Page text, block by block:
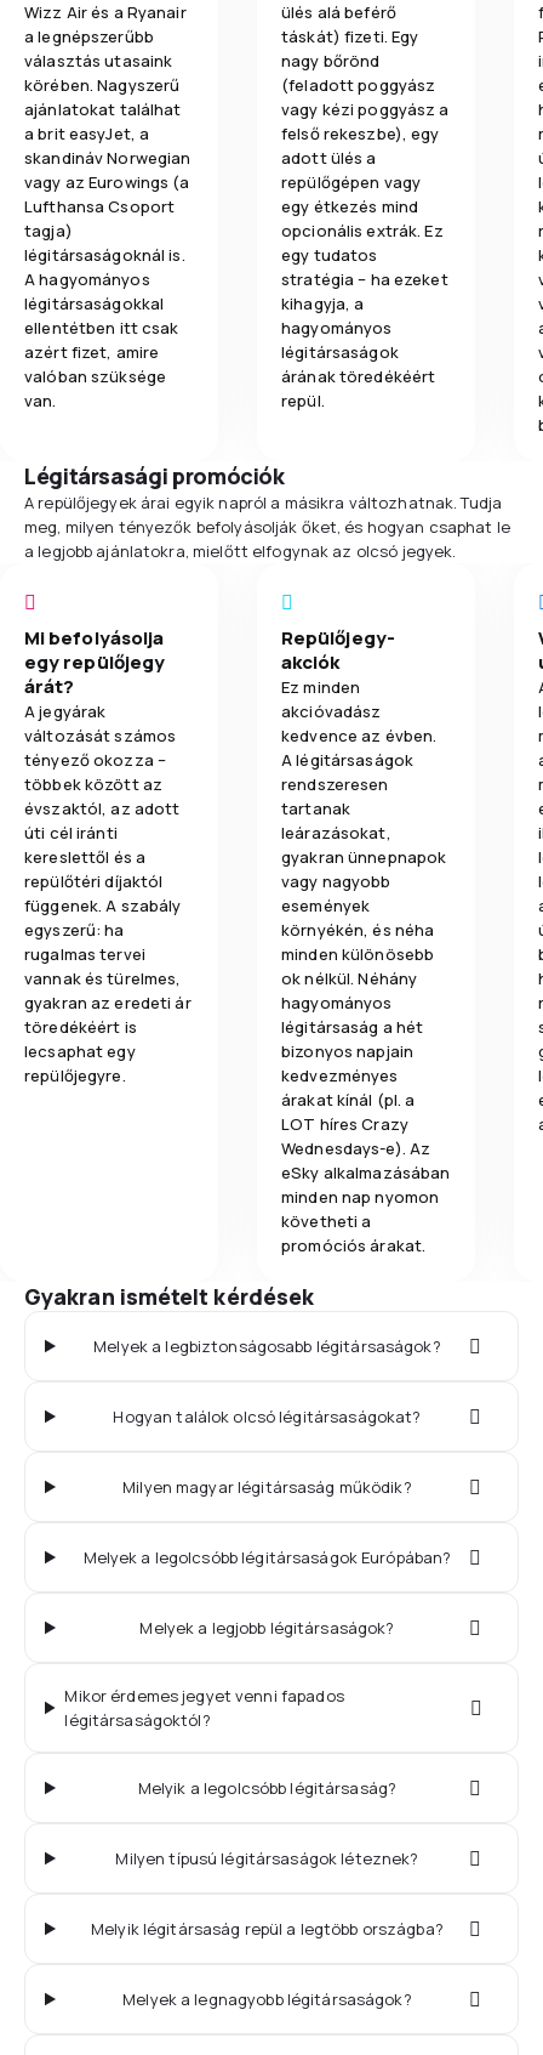
Wizz Air és a Ryanair
a legnépszerűbb
választás utasaink
körében. Nagyszerű
ajánlatokat találhat
a brit easyJet, a
skandináv Norwegian
vagy az Eurowings (a
Lufthansa Csoport
tagja)
légitársaságoknál is.
A hagyományos
légitársaságokkal
ellentétben itt csak
azért fizet, amire
valóban szüksége
van.
ülés alá beférő
táskát) fizeti. Egy
nagy bőrönd
(feladott poggyász
vagy kézi poggyász a
felső rekeszbe), egy
adott ülés a
repülőgépen vagy
egy étkezés mind
opcionális extrák. Ez
egy tudatos
stratégia – ha ezeket
kihagyja, a
hagyományos
légitársaságok
árának töredékéért
repül.
Légitársasági promóciók
A repülőjegyek árai egyik napról a másikra változhatnak. Tudja
meg, milyen tényezők befolyásolják őket, és hogyan csaphat le
a legjobb ajánlatokra, mielőtt elfogynak az olcsó jegyek.
Mi befolyásolja
egy repülőjegy
árát?
A jegyárak
változását számos
tényező okozza –
többek között az
évszaktól, az adott
úti cél iránti
kereslettől és a
repülőtéri díjaktól
függenek. A szabály
egyszerű: ha
rugalmas tervei
vannak és türelmes,
gyakran az eredeti ár
töredékéért is
lecsaphat egy
repülőjegyre.
Repülőjegy-
akciók
Ez minden
akcióvadász
kedvence az évben.
A légitársaságok
rendszeresen
tartanak
leárazásokat,
gyakran ünnepnapok
vagy nagyobb
események
környékén, és néha
minden különösebb
ok nélkül. Néhány
hagyományos
légitársaság a hét
bizonyos napjain
kedvezményes
árakat kínál (pl. a
LOT híres Crazy
Wednesdays-e). Az
eSky alkalmazásában
minden nap nyomon
követheti a
promóciós árakat.
Gyakran ismételt kérdések
Melyek a legbiztonságosabb légitársaságok?
Hogyan találok olcsó légitársaságokat?
Milyen magyar légitársaság működik?
Melyek a legolcsóbb légitársaságok Európában?
Melyek a legjobb légitársaságok?
Mikor érdemes jegyet venni fapados
légitársaságoktól?
Melyik a legolcsóbb légitársaság?
Milyen típusú légitársaságok léteznek?
Melyik légitársaság repül a legtöbb országba?
Melyek a legnagyobb légitársaságok?